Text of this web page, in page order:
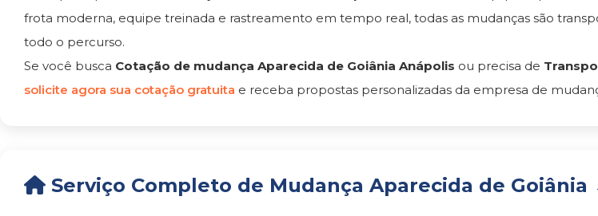
frota moderna, equipe treinada e rastreamento em tempo real, todas as mudanças são
todo o percurso.
Se você busca Cotação de mudança Aparecida de Goiânia Anápolis ou precisa de
solicite agora sua cotação gratuita e receba propostas personalizadas da empresa de
Serviço Completo de Mudança Aparecida de